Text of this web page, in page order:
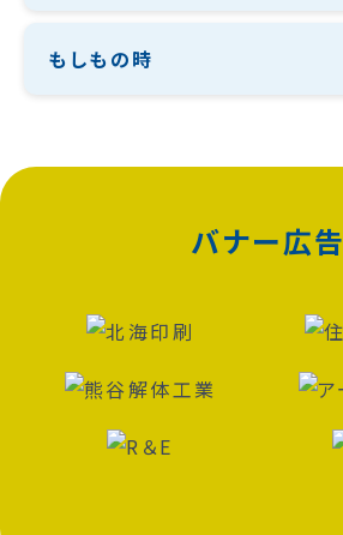
もしもの時
バナー広告